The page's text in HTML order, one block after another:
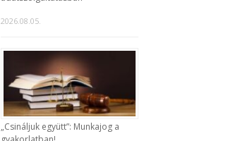
2026.08.05.
„Csináljuk együtt”: Munkajog a